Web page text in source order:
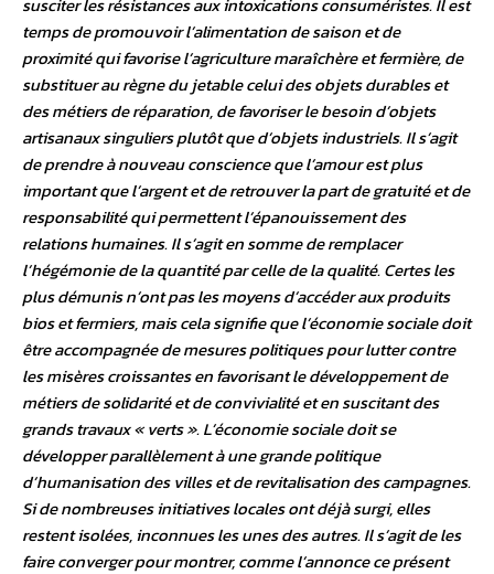
susciter les résistances aux intoxications consuméristes. Il est
temps de promouvoir l’alimentation de saison et de
proximité qui favorise l’agriculture maraîchère et fermière, de
substituer au règne du jetable celui des objets durables et
des métiers de réparation, de favoriser le besoin d’objets
artisanaux singuliers plutôt que d’objets industriels. Il s’agit
de prendre à nouveau conscience que l’amour est plus
important que l’argent et de retrouver la part de gratuité et de
responsabilité qui permettent l’épanouissement des
relations humaines. Il s’agit en somme de remplacer
l’hégémonie de la quantité par celle de la qualité. Certes les
plus démunis n’ont pas les moyens d’accéder aux produits
bios et fermiers, mais cela signifie que l’économie sociale doit
être accompagnée de mesures politiques pour lutter contre
les misères croissantes en favorisant le développement de
métiers de solidarité et de convivialité et en suscitant des
grands travaux « verts ». L’économie sociale doit se
développer parallèlement à une grande politique
d’humanisation des villes et de revitalisation des campagnes.
Si de nombreuses initiatives locales ont déjà surgi, elles
restent isolées, inconnues les unes des autres. Il s’agit de les
faire converger pour montrer, comme l’annonce ce présent